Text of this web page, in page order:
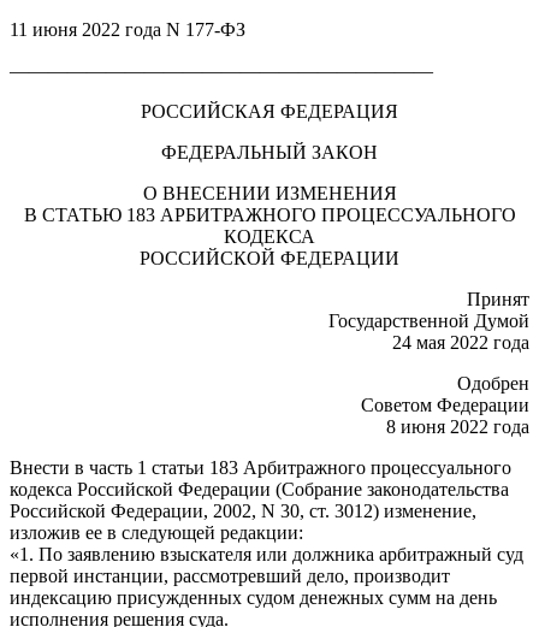
11 июня 2022 года N 177-ФЗ
——————————————————————
РОССИЙСКАЯ ФЕДЕРАЦИЯ
ФЕДЕРАЛЬНЫЙ ЗАКОН
О ВНЕСЕНИИ ИЗМЕНЕНИЯ
В СТАТЬЮ 183 АРБИТРАЖНОГО ПРОЦЕССУАЛЬНОГО
КОДЕКСА
РОССИЙСКОЙ ФЕДЕРАЦИИ
Принят
Государственной Думой
24 мая 2022 года
Одобрен
Советом Федерации
8 июня 2022 года
Внести в часть 1 статьи 183 Арбитражного процессуального
кодекса Российской Федерации (Собрание законодательства
Российской Федерации, 2002, N 30, ст. 3012) изменение,
изложив ее в следующей редакции:
«1. По заявлению взыскателя или должника арбитражный суд
первой инстанции, рассмотревший дело, производит
индексацию присужденных судом денежных сумм на день
исполнения решения суда.